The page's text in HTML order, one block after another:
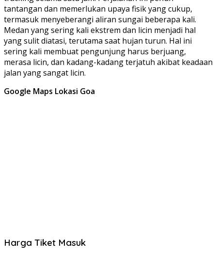
tantangan dan memerlukan upaya fisik yang cukup,
termasuk menyeberangi aliran sungai beberapa kali.
Medan yang sering kali ekstrem dan licin menjadi hal
yang sulit diatasi, terutama saat hujan turun. Hal ini
sering kali membuat pengunjung harus berjuang,
merasa licin, dan kadang-kadang terjatuh akibat keadaan
jalan yang sangat licin.
Google Maps Lokasi Goa
Harga Tiket Masuk